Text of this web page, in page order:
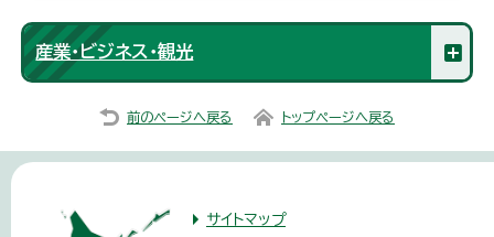
産業・ビジネス・観光
前のページへ戻る トップページへ戻る
サイトマップ